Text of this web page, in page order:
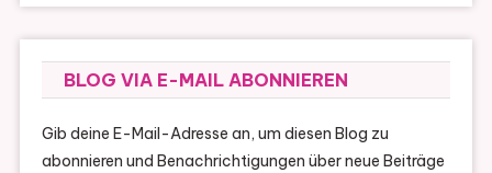
BLOG VIA E-MAIL ABONNIEREN
Gib deine E-Mail-Adresse an, um diesen Blog zu
abonnieren und Benachrichtigungen über neue Beiträge